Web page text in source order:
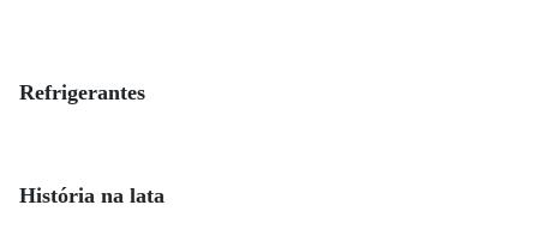
Refrigerantes
História na lata